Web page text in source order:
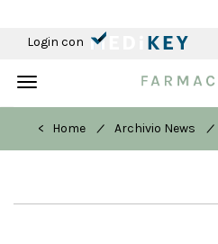
Login con
Toggle
< Home
/ Archivio News /